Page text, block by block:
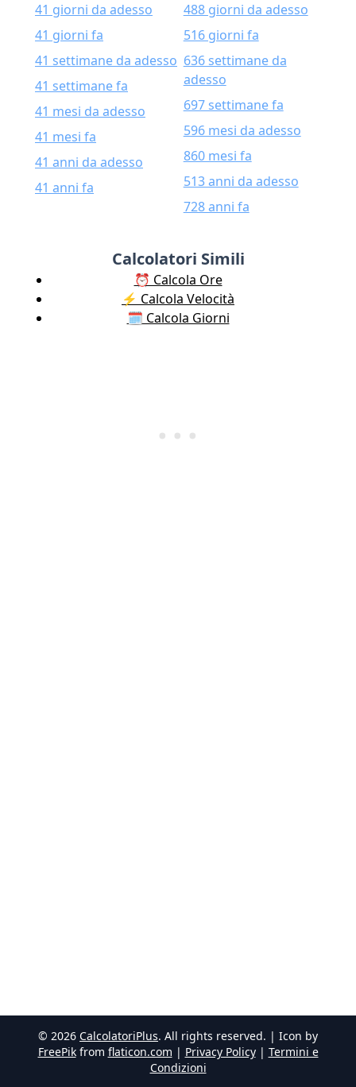
41 giorni da adesso
41 giorni fa
41 settimane da adesso
41 settimane fa
41 mesi da adesso
41 mesi fa
41 anni da adesso
41 anni fa
488 giorni da adesso
516 giorni fa
636 settimane da
adesso
697 settimane fa
596 mesi da adesso
860 mesi fa
513 anni da adesso
728 anni fa
Calcolatori Simili
⏰ Calcola Ore
⚡️ Calcola Velocità
🗓️ Calcola Giorni
© 2026 CalcolatoriPlus. All rights reserved. | Icon by
FreePik from flaticon.com | Privacy Policy| Termini e
Condizioni